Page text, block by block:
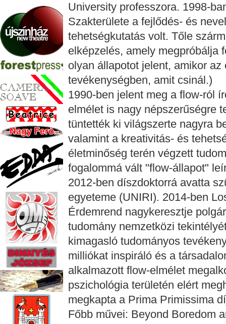
University professzora. 1998-
Szakterülete a fejlődés- és
tehetségkutatás volt. Tőle
elképzelés, amely megpróbálja
olyan állapotot jelent, amikor
tevékenységben, amit csinál.)
1990-ben jelent meg a flow-ról
elmélet is nagy népszerűségre
tüntették ki világszerte nagyra
valamint a kreativitás- és
életminőség terén végzett
fogalommá vált "flow-állapot"
2012-ben díszdoktorrá avatta
egyeteme (UNIRI). 2014-ben
Érdemrend nagykeresztje
tudomány nemzetközi
kimagasló tudományos
milliókat inspiráló és a
alkalmazott flow-elmélet
pszichológia területén elért
megkapta a Prima Primissima
Főbb művei: Beyond Boredom